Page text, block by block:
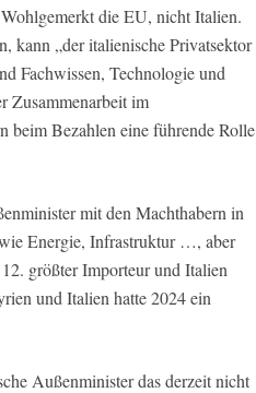
die EU, nicht Italien.
kann „der italienische Privatsektor
Fachwissen, Technologie und
Zusammenarbeit im
beim Bezahlen eine führende Rolle
mit den Machthabern in
Energie, Infrastruktur …, aber
größter Importeur und Italien
und Italien hatte 2024 ein
Außenminister das derzeit nicht